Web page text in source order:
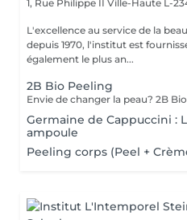
1, Rue Philippe II Ville-Haute L-
L'excellence au service de la beauté! Situé en plein
depuis 1970, l'institut est
également le plus an...
2B Bio Peeling
Germaine de Cappuccini :
ampoule
Peeling corps (Peel +